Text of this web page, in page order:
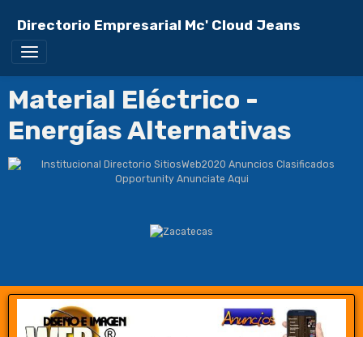
Directorio Empresarial Mc' Cloud Jeans
Material Eléctrico -
Energías Alternativas